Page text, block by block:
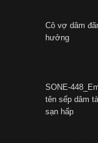
Cô vợ dâm
hưởng
SONE-
tên sếp dâm
sạn hấp